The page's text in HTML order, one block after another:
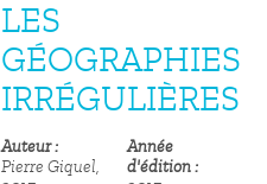
LES
GÉOGRAPHIES
IRRÉGULIÈRES
Auteur
Pierre Giquel,
Année
d'édition